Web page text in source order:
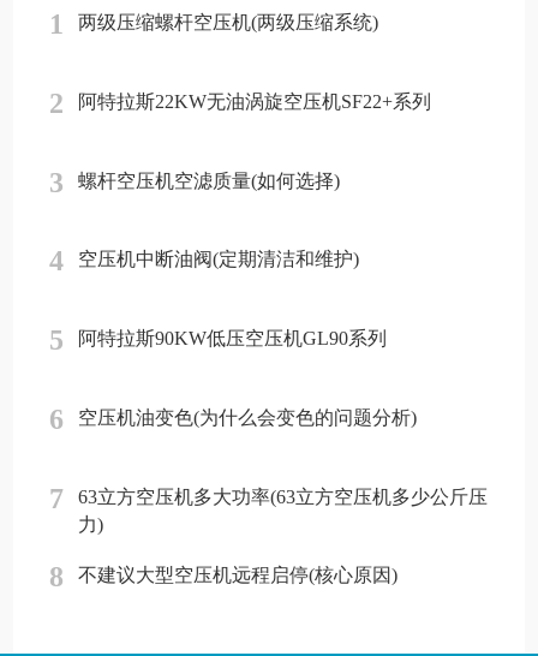
1 两级压缩螺杆空压机(两级压缩系统)
2 阿特拉斯22KW无油涡旋空压机SF22+系列
3 螺杆空压机空滤质量(如何选择)
4 空压机中断油阀(定期清洁和维护)
5 阿特拉斯90KW低压空压机GL90系列
6 空压机油变色(为什么会变色的问题分析)
7
63立方空压机多大功率(63立方空压机多少公斤压
力)
8 不建议大型空压机远程启停(核心原因)